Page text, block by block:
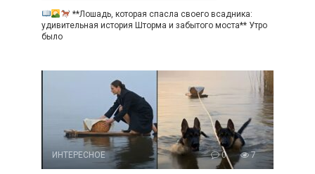
**Лошадь, которая спасла своего всадника:
удивительная история Шторма и забытого моста** Утро
было
ИНТЕРЕСНОЕ 0 7